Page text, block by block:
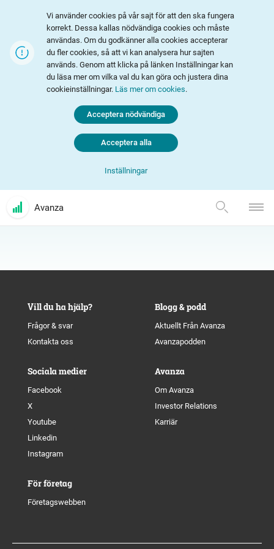
Vi använder cookies på vår sajt för att den ska fungera
korrekt. Dessa kallas nödvändiga cookies och måste
användas. Om du godkänner alla cookies accepterar
du fler cookies, så att vi kan analysera hur sajten
används. Genom att klicka på länken Inställningar kan
du läsa mer om vilka val du kan göra och justera dina
cookieinställningar. Läs mer om cookies.
Inställningar
Acceptera nödvändiga
Acceptera alla
Avanza
Vill du ha hjälp?
Frågor & svar
Kontakta oss
Blogg & podd
Aktuellt Från Avanza
Avanzapodden
Sociala medier
Facebook
X
Youtube
Linkedin
Instagram
Avanza
Om Avanza
Investor Relations
Karriär
För företag
Företagswebben